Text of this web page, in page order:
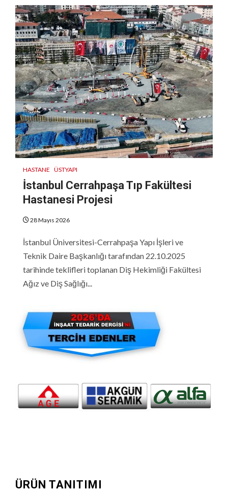
HASTANE ÜSTYAPI
İstanbul Cerrahpaşa Tıp Fakültesi
Hastanesi Projesi
28 Mayıs 2026
İstanbul Üniversitesi-Cerrahpaşa Yapı İşleri ve
Teknik Daire Başkanlığı tarafından 22.10.2025
tarihinde teklifleri toplanan Diş Hekimliği Fakültesi
Ağız ve Diş Sağlığı...
ÜRÜN TANITIMI